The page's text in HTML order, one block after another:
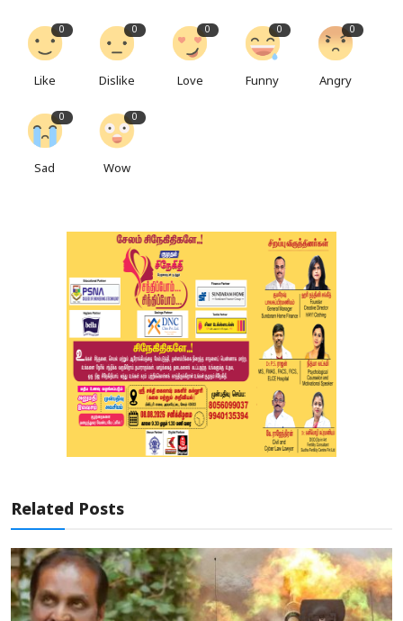
0
Like
0
Dislike
0
Love
0
Funny
0
Angry
0
Sad
0
Wow
Related Posts